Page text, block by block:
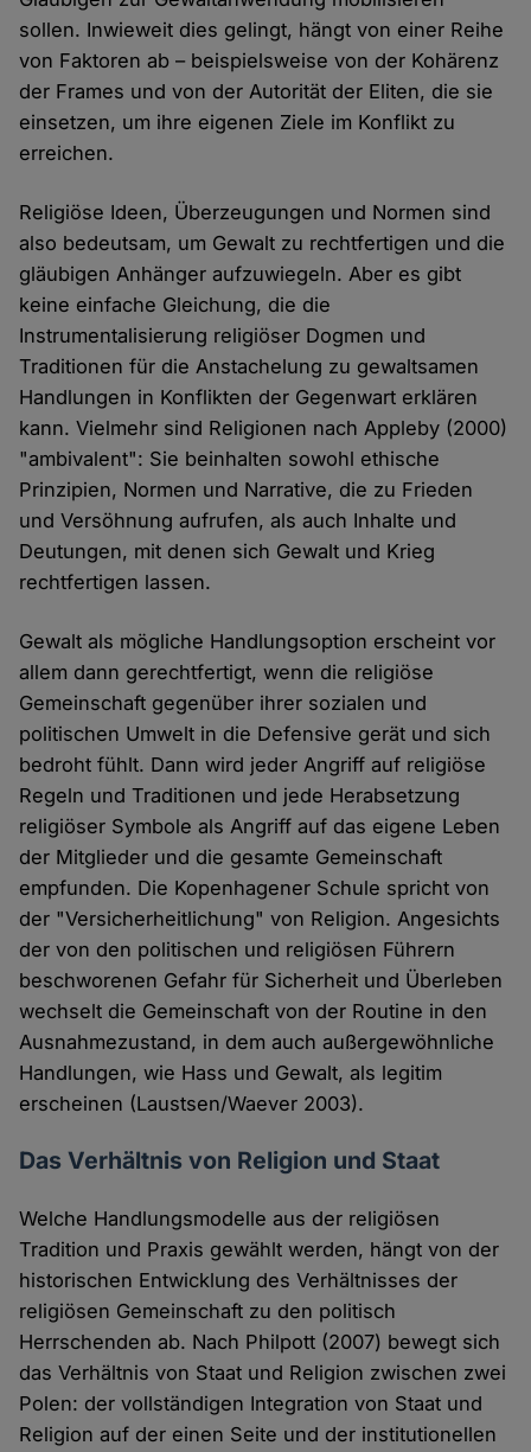
sollen. Inwieweit dies gelingt, hängt von einer Reihe
von Faktoren ab – beispielsweise von der Kohärenz
der Frames und von der Autorität der Eliten, die sie
einsetzen, um ihre eigenen Ziele im Konflikt zu
erreichen.
Religiöse Ideen, Überzeugungen und Normen sind
also bedeutsam, um Gewalt zu rechtfertigen und die
gläubigen Anhänger aufzuwiegeln. Aber es gibt
keine einfache Gleichung, die die
Instrumentalisierung religiöser Dogmen und
Traditionen für die Anstachelung zu gewaltsamen
Handlungen in Konflikten der Gegenwart erklären
kann. Vielmehr sind Religionen nach Appleby (2000)
"ambivalent": Sie beinhalten sowohl ethische
Prinzipien, Normen und Narrative, die zu Frieden
und Versöhnung aufrufen, als auch Inhalte und
Deutungen, mit denen sich Gewalt und Krieg
rechtfertigen lassen.
Gewalt als mögliche Handlungsoption erscheint vor
allem dann gerechtfertigt, wenn die religiöse
Gemeinschaft gegenüber ihrer sozialen und
politischen Umwelt in die Defensive gerät und sich
bedroht fühlt. Dann wird jeder Angriff auf religiöse
Regeln und Traditionen und jede Herabsetzung
religiöser Symbole als Angriff auf das eigene Leben
der Mitglieder und die gesamte Gemeinschaft
empfunden. Die Kopenhagener Schule spricht von
der "Versicherheitlichung" von Religion. Angesichts
der von den politischen und religiösen Führern
beschworenen Gefahr für Sicherheit und Überleben
wechselt die Gemeinschaft von der Routine in den
Ausnahmezustand, in dem auch außergewöhnliche
Handlungen, wie Hass und Gewalt, als legitim
erscheinen (Laustsen/Waever 2003).
Das Verhältnis von Religion und Staat
Welche Handlungsmodelle aus der religiösen
Tradition und Praxis gewählt werden, hängt von der
historischen Entwicklung des Verhältnisses der
religiösen Gemeinschaft zu den politisch
Herrschenden ab. Nach Philpott (2007) bewegt sich
das Verhältnis von Staat und Religion zwischen zwei
Polen: der vollständigen Integration von Staat und
Religion auf der einen Seite und der institutionellen